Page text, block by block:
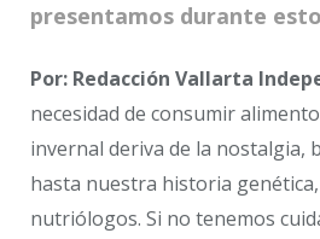
presentamos durante
Por: Redacción Vallarta
necesidad de consumir
invernal deriva de la nostalgia,
hasta nuestra historia
nutriólogos. Si no tenemos